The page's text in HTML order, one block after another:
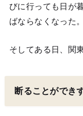
びに行っても日が
ばならなくなった。
そしてある日、関
断ることができ